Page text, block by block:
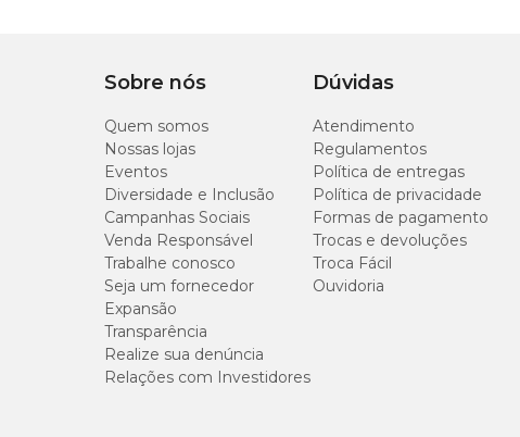
Sobre nós
Quem somos
Nossas lojas
Eventos
Diversidade e Inclusão
Campanhas Sociais
Venda Responsável
Trabalhe conosco
Seja um fornecedor
Expansão
Transparência
Realize sua denúncia
Relações com Investidores
Dúvidas
Atendimento
Regulamentos
Política de entregas
Política de privacidade
Formas de pagamento
Trocas e devoluções
Troca Fácil
Ouvidoria